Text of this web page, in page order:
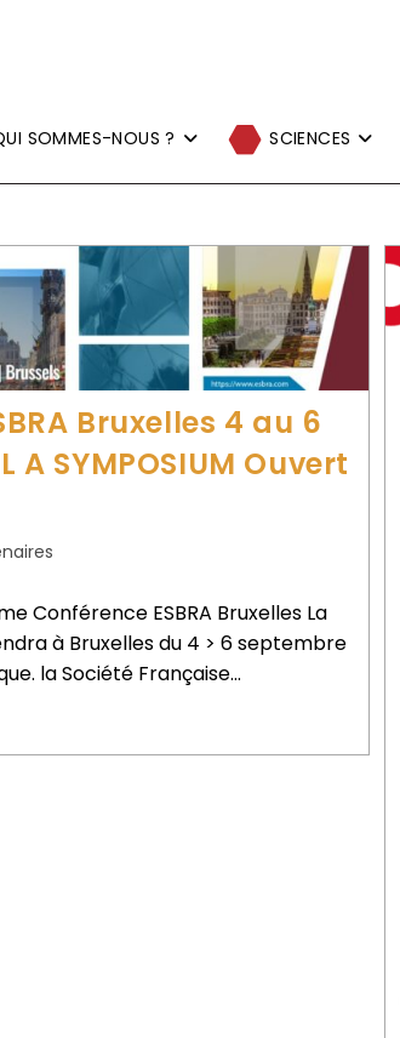
SOMMES-NOUS ? SCIENCES
Bruxelles 4 au 6
A SYMPOSIUM Ouvert
Conférence ESBRA Bruxelles La
à Bruxelles du 4 > 6 septembre
la Société Française…